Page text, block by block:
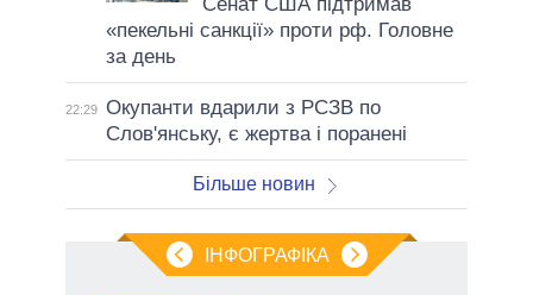
Сенат США підтримав
«пекельні санкції» проти рф. Головне
за день
22:29 Окупанти вдарили з РСЗВ по
Слов'янську, є жертва і поранені
Більше новин
ІНФОГРАФІКА